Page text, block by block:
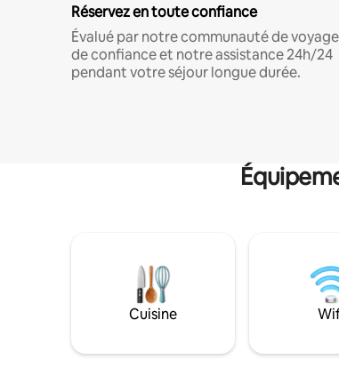
Réservez en toute confiance
Évalué par notre communauté de
de confiance et notre assistance 24h/24
pendant votre séjour longue durée.
Cuisine